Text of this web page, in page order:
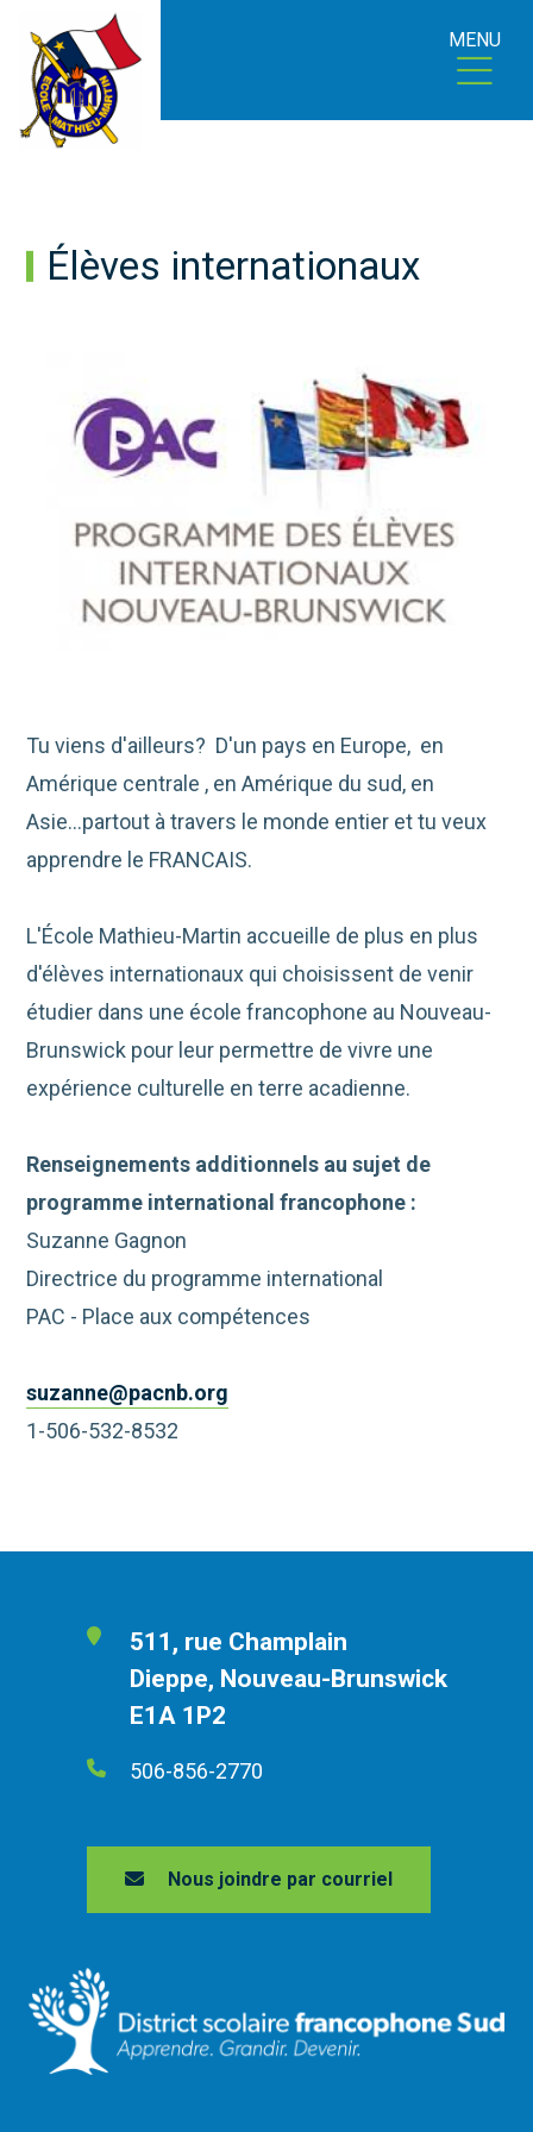
MENU
Élèves internationaux
Tu viens d'ailleurs? D'un pays en Europe, en
Amérique centrale , en Amérique du sud, en
Asie...partout à travers le monde entier et tu veux
apprendre le FRANCAIS.
L'École Mathieu-Martin accueille de plus en plus
d'élèves internationaux qui choisissent de venir
étudier dans une école francophone au Nouveau-
Brunswick pour leur permettre de vivre une
expérience culturelle en terre acadienne.
Renseignements additionnels au sujet de
programme international francophone :
Suzanne Gagnon
Directrice du programme international
PAC - Place aux compétences
suzanne@pacnb.org
1-506-532-8532
511, rue Champlain
Dieppe, Nouveau-Brunswick
E1A 1P2
506-856-2770
Nous joindre par courriel